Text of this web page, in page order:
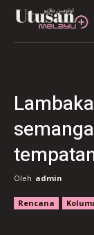
Oleh admin
Rencana